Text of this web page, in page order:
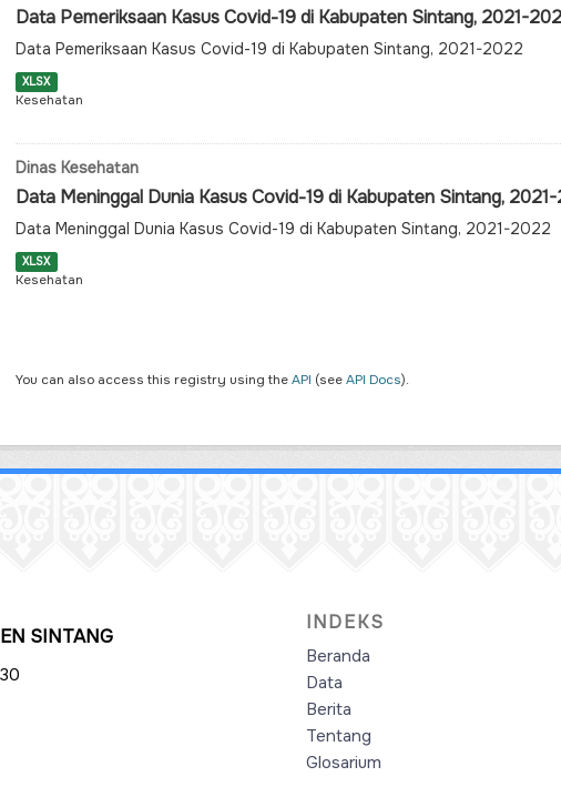
Data Pemeriksaan Kasus Covid-19 di Kabupaten Sintang, 2021-
Data Pemeriksaan Kasus Covid-19 di Kabupaten Sintang, 2021-2022
XLSX
Kesehatan
Dinas Kesehatan
Data Meninggal Dunia Kasus Covid-19 di Kabupaten Sintang,
Data Meninggal Dunia Kasus Covid-19 di Kabupaten Sintang, 2021-2022
XLSX
Kesehatan
You can also access this registry using theAPI (seeAPI Docs).
SINTANG
INDEKS
Beranda
Data
Berita
Tentang
Glosarium